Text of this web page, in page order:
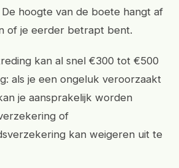
hoogte van de boete hangt af
of je eerder betrapt bent.
kan al snel €300 tot €500
als je een ongeluk veroorzaakt
je aansprakelijk worden
of
kan weigeren uit te